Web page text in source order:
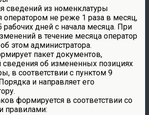
сведений из номенклатуры
оператором не реже 1 раза в месяц,
рабочих дней с начала месяца. При
в течение месяца оператор
этом администратора.
пакет документов,
об измененных позициях
в соответствии с пунктом 9
и направляет его
формируется в соответствии со
правилами: